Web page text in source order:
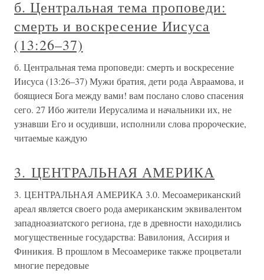
б. Центральная тема проповеди:
смерть и воскресение Иисуса
(13:26–37)
б. Центральная тема проповеди: смерть и воскресение
Иисуса (13:26–37) Мужи братия, дети рода Авраамова, и
боящиеся Бога между вами! вам послано слово спасения
сего. 27 Ибо жители Иерусалима и начальники их, не
узнавши Его и осудивши, исполнили слова пророческие,
читаемые каждую
3. ЦЕНТРАЛЬНАЯ АМЕРИКА
3. ЦЕНТРАЛЬНАЯ АМЕРИКА 3.0. Месоамериканский
ареал является своего рода американским эквивалентом
западноазиатского региона, где в древности находились
могущественные государства: Вавилония, Ассирия и
Финикия. В прошлом в Месоамерике также процветали
многие передовые